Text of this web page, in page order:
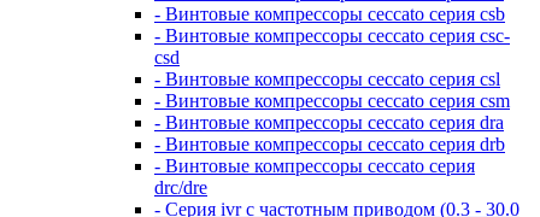
- Винтовые компрессоры ceccato серия csb
- Винтовые компрессоры ceccato серия csc-
csd
- Винтовые компрессоры ceccato серия csl
- Винтовые компрессоры ceccato серия csm
- Винтовые компрессоры ceccato серия dra
- Винтовые компрессоры ceccato серия drb
- Винтовые компрессоры ceccato серия
drc/dre
- Серия ivr с частотным приводом (0.3 - 30.0